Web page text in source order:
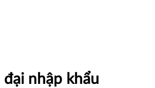
nhập khẩu